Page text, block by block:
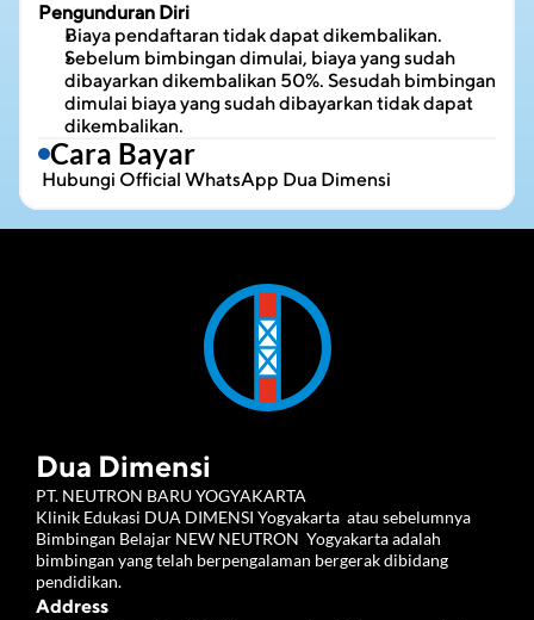
Pengunduran Diri
Biaya pendaftaran tidak dapat dikembalikan.
Sebelum bimbingan dimulai, biaya yang sudah
dibayarkan dikembalikan 50%. Sesudah bimbingan
dimulai biaya yang sudah dibayarkan tidak dapat
dikembalikan.
Cara Bayar
Hubungi Official WhatsApp Dua Dimensi
Dua Dimensi
PT. NEUTRON BARU YOGYAKARTA
Klinik Edukasi DUA DIMENSI Yogyakarta  atau sebelumnya
Bimbingan Belajar NEW NEUTRON  Yogyakarta adalah
bimbingan yang telah berpengalaman bergerak dibidang
pendidikan.
Address